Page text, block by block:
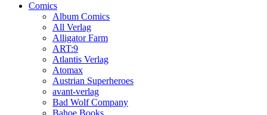
Comics
Album Comics
All Verlag
Alligator Farm
ART:9
Atlantis Verlag
Atomax
Austrian Superheroes
avant-verlag
Bad Wolf Company
Bahoe Books